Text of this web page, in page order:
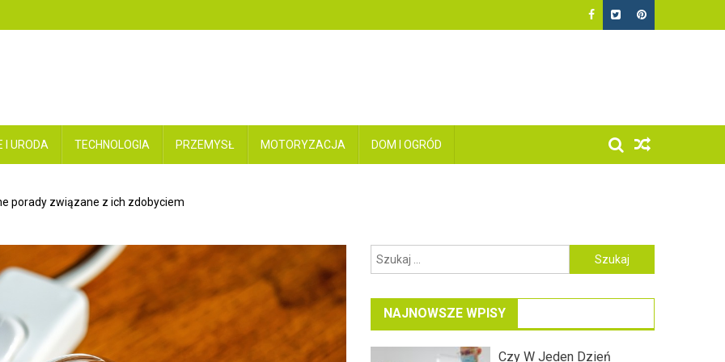
I URODA TECHNOLOGIA PRZEMYSŁ MOTORYZACJA DOM I OGRÓD
porady związane z ich zdobyciem
Szukaj:
NAJNOWSZE WPISY
Czy W Jeden Dzień